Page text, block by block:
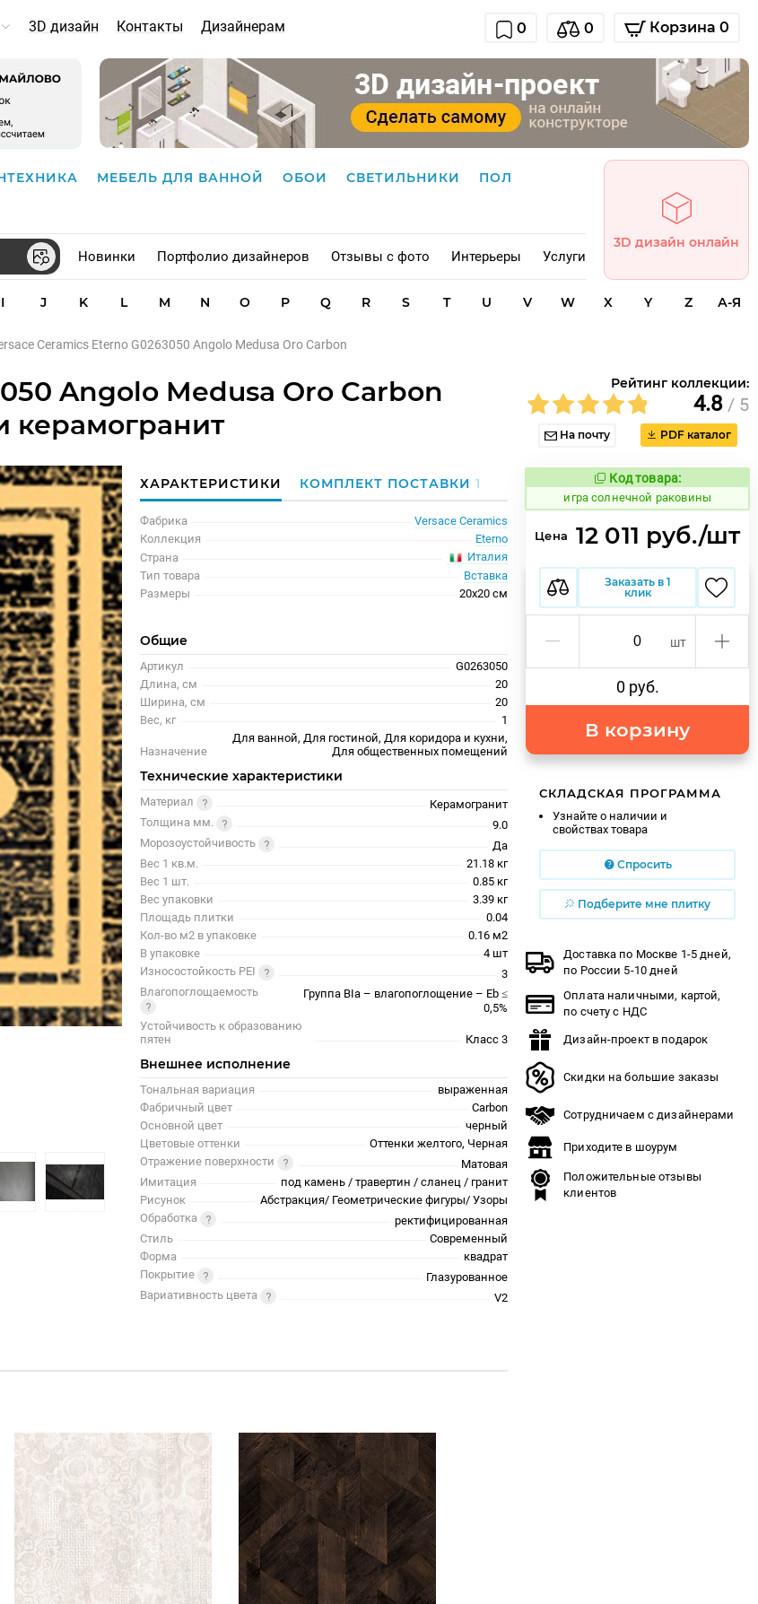
3D дизайн Контакты Дизайнерам 0 0 Корзина 0
МЕБЕЛЬ ДЛЯ ВАННОЙ ОБОИ СВЕТИЛЬНИКИ ПОЛ
Новинки Портфолио дизайнеров Отзывы с фото Интерьеры Услуги
3D дизайн онлайн
I J K L M N O P Q R S T U V W X Y Z А-Я
Ceramics Eterno G0263050 Angolo Medusa Oro Carbon
Angolo Medusa Oro Carbon
керамогранит
Рейтинг коллекции:
4.8 / 5
На почту PDF каталог
ХАРАКТЕРИСТИКИ КОМПЛЕКТ ПОСТАВКИ1
Фабрика
Versace Ceramics
Коллекция
Eterno
Страна
Италия
Тип товара
Вставка
Размеры
20x20 см
Общие
Артикул
G0263050
Длина, см
20
Ширина, см
20
Вес, кг
1
Назначение
Для ванной, Для гостиной, Для коридора и кухни,
Для общественных помещений
Технические характеристики
Материал
Керамогранит
Толщина мм.
9.0
Морозоустойчивость
Да
Вес 1 кв.м.
21.18 кг
Вес 1 шт.
0.85 кг
Вес упаковки
3.39 кг
Площадь плитки
0.04
Кол-во м2 в упаковке
0.16 м2
В упаковке
4 шт
Износостойкость PEI
3
Влагопоглощаемость
Группа BIa – влагопоглощение – Eb ≤
0,5%
Устойчивость к образованию
пятен
Класс 3
Внешнее исполнение
Тональная вариация
выраженная
Фабричный цвет
Carbon
Основной цвет
черный
Цветовые оттенки
Оттенки желтого, Черная
Отражение поверхности
Матовая
Имитация
под камень / травертин / сланец / гранит
Рисунок
Абстракция/ Геометрические фигуры/ Узоры
Обработка
ректифицированная
Стиль
Современный
Форма
квадрат
Покрытие
Глазурованное
Вариативность цвета
V2
Код товара:
558703 Код товара:
игра солнечной раковины
Цена 12 011 руб./шт
Заказать в 1
клик
шт
0 руб.
В корзину
СКЛАДСКАЯ ПРОГРАММА
Узнайте о наличии и
свойствах товара
Спросить
Подберите мне плитку
Доставка по Москве 1-5 дней,
по России 5-10 дней
Оплата наличными, картой,
по счету с НДС
Дизайн-проект в подарок
Скидки на большие заказы
Сотрудничаем с дизайнерами
Приходите в шоурум
Положительные отзывы
клиентов